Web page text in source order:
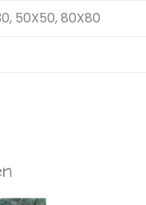
50X50, 80X80